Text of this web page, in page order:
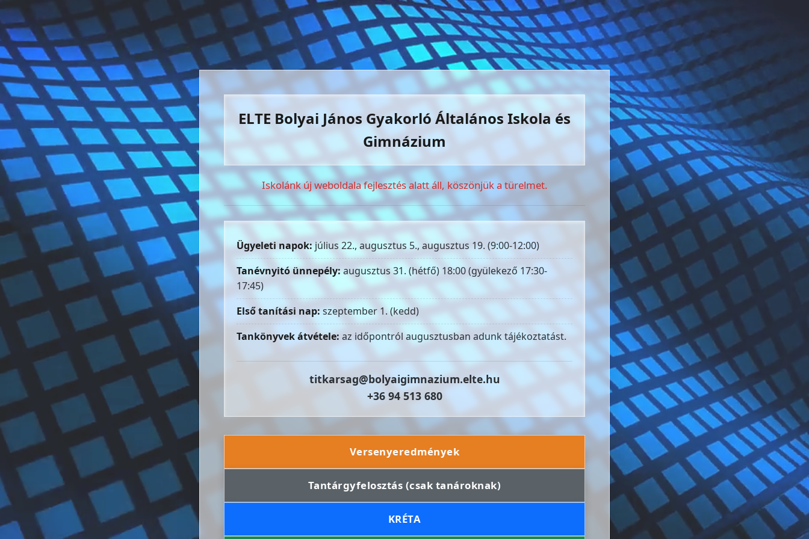
ELTE Bolyai János Gyakorló Általános Iskola és
Gimnázium
Iskolánk új weboldala fejlesztés alatt áll, köszönjük a türelmet.
Ügyeleti napok:július 22., augusztus 5., augusztus 19. (9:00-12:00)
Tanévnyitó ünnepély:augusztus 31. (hétfő) 18:00 (gyülekező 17:30-
17:45)
Első tanítási nap: szeptember 1. (kedd)
Tankönyvek átvétele: az időpontról augusztusban adunk tájékoztatást.
titkarsag@bolyaigimnazium.elte.hu
+36 94 513 680
Versenyeredmények
Tantárgyfelosztás (csak tanároknak)
KRÉTA